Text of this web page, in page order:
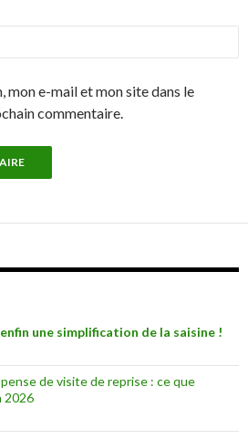
mon e-mail et mon site dans le
commentaire.
une simplification de la saisine !
de visite de reprise : ce que
2026